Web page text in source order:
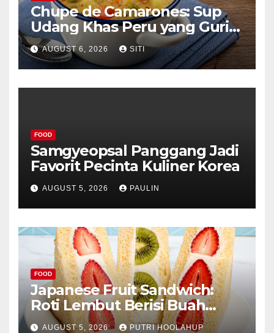
Chupe de Camarones: Sup
Udang Khas Peru yang Gurih
Lezat
AUGUST 6, 2026 SITI
FOOD
Samgyeopsal Panggang Jadi
Favorit Pecinta Kuliner Korea
AUGUST 5, 2026 PAULIN
FOOD
Japanese Fruit Sandwich:
Roti Lembut Berisi Buah
Segar yang Memikat Selera
AUGUST 5, 2026 PUTRI HOOLAHUP